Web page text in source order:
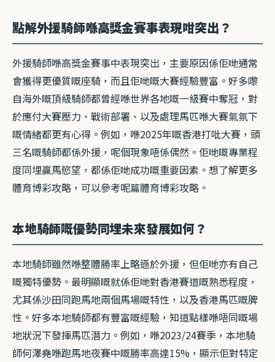
點解外援騎師喺高獎金賽事表現咁突出？
外援騎師喺高獎金賽事中表現突出，主要原因係佢哋通常
會獲得更優質嘅座騎，而且佢哋嘅大賽經驗豐富。好多嚟
自海外嘅頂級騎師都曾經喺世界各地嘅一級賽中奪冠，對
於應付大賽壓力、戰術部署、以及處理馬匹喺大賽氣氛下
嘅情緒都更有心得。例如，喺2025年嘅香港打吡大賽，頭
三名嘅騎師都係外援，呢個現象唔係偶然。佢哋嘅專業程
度同埋贏馬慾望，都係佢哋成功嘅重要因素。想了解更多
體育博彩攻略，可以參考呢篇體育博彩攻略。
本地騎師嘅優勢同埋未來發展如何？
本地騎師雖然喺整體勝率上略遜於外援，但佢哋亦有自己
嘅獨特優勢。最明顯嘅就係佢哋對香港賽道嘅熟悉程度，
尤其係沙田同跑馬地兩個馬場嘅特性，以及香港馬匹嘅脾
性。好多本地騎師都有豐富嘅經驗，知道點樣喺唔同嘅場
地狀況下發揮馬匹潛力。例如，喺2023/24賽季，本地騎
師何澤堯喺跑馬地夜賽中嘅勝率高達15%，顯示佢對特定